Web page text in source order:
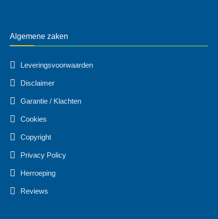
Algemene zaken
Leveringsvoorwaarden
Disclaimer
Garantie / Klachten
Cookies
Copyright
Privacy Policy
Herroeping
Reviews